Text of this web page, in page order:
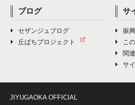
ブログ
セザンジュブログ
丘ばちプロジェクト
サ
振
こ
関
サ
JIYUGAOKA OFFICIAL